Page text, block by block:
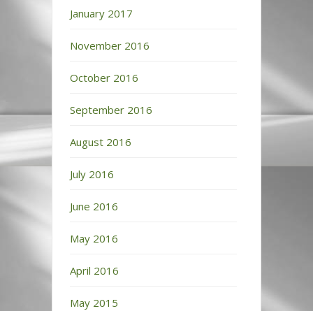
January 2017
November 2016
October 2016
September 2016
August 2016
July 2016
June 2016
May 2016
April 2016
May 2015